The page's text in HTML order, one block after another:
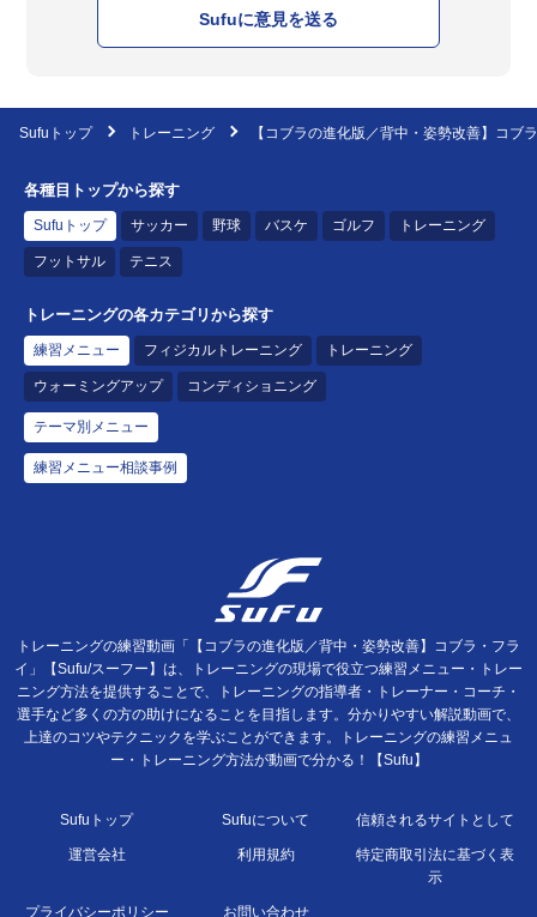
Sufuに意見を送る
Sufuトップ トレーニング 【コブラの進化版／背中・姿勢改善】コブ
各種目トップから探す
Sufuトップ サッカー 野球 バスケ ゴルフ トレーニング
フットサル テニス
トレーニングの各カテゴリから探す
練習メニュー フィジカルトレーニング トレーニング
ウォーミングアップ コンディショニング
テーマ別メニュー
練習メニュー相談事例
トレーニングの練習動画「【コブラの進化版／背中・姿勢改善】コブラ・フラ
イ」【Sufu/スーフー】は、トレーニングの現場で役立つ練習メニュー・トレー
ニング方法を提供することで、トレーニングの指導者・トレーナー・コーチ・
選手など多くの方の助けになることを目指します。分かりやすい解説動画で、
上達のコツやテクニックを学ぶことができます。トレーニングの練習メニュ
ー・トレーニング方法が動画で分かる！【Sufu】
Sufuトップ Sufuについて 信頼されるサイトとして
運営会社 利用規約
特定商取引法に基づく表
示
プライバシーポリシー お問い合わせ